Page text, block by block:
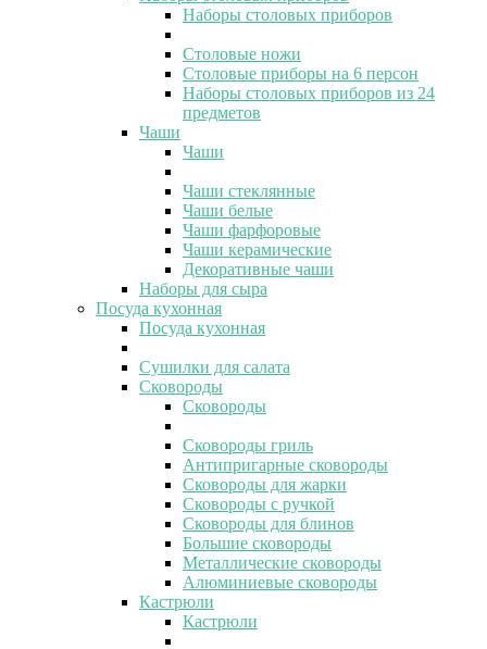
Наборы столовых приборов
Столовые ножи
Столовые приборы на 6 персон
Наборы столовых приборов из 24
предметов
Чаши
Чаши
Чаши стеклянные
Чаши белые
Чаши фарфоровые
Чаши керамические
Декоративные чаши
Наборы для сыра
Посуда кухонная
Посуда кухонная
Сушилки для салата
Сковороды
Сковороды
Сковороды гриль
Антипригарные сковороды
Сковороды для жарки
Сковороды с ручкой
Сковороды для блинов
Большие сковороды
Металлические сковороды
Алюминиевые сковороды
Кастрюли
Кастрюли